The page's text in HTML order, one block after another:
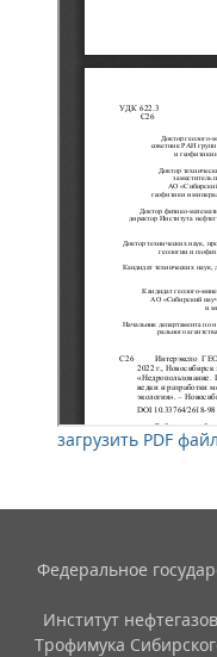
загрузить PDF файл
Федеральное
Институт
Трофимука